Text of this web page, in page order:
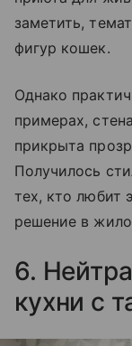
заметить,
фигур кошек.
Однако
примерах,
прикрыта
Получилось
тех, кто любит
решение в
6.
кухни с